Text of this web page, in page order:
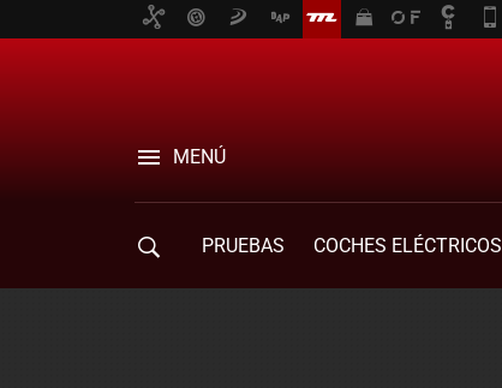
MENÚ
PRUEBAS COCHES ELÉCTRICOS